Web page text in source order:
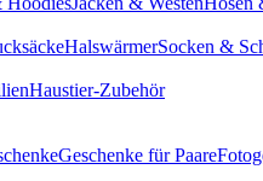
HalswärmerSocken &
Haustier-Zubehör
Geschenke für Paare